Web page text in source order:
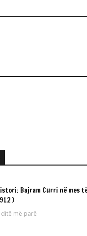
Bajram Curri në mes
)
ditë më parë